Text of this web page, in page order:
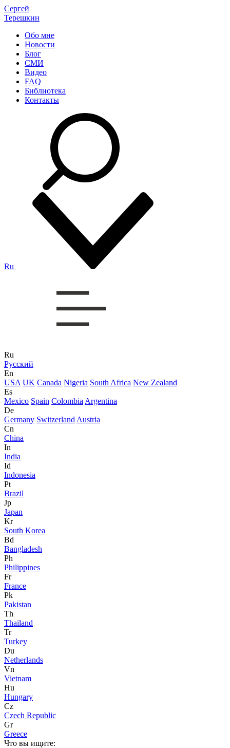
Сергей
Терешкин
Обо мне
Новости
Блог
СМИ
Видео
FAQ
Библиотека
Контакты
Ru
Ru
Русский
En
USA UK Canada Nigeria South Africa New Zealand
Es
Mexico Spain Colombia Argentina
De
Germany Switzerland Austria
Cn
China
In
India
Id
Indonesia
Pt
Brazil
Jp
Japan
Kr
South Korea
Bd
Bangladesh
Ph
Philippines
Fr
France
Pk
Pakistan
Th
Thailand
Tr
Turkey
Du
Netherlands
Vn
Vietnam
Hu
Hungary
Cz
Czech Republic
Gr
Greece
Что вы ищите: